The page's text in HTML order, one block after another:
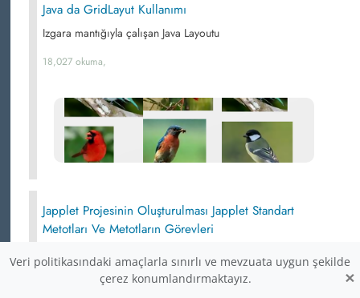
Java da GridLayut Kullanımı
Izgara mantığıyla çalışan Java Layoutu
18,027 okuma,
Japplet Projesinin Oluşturulması Japplet Standart
Metotları Ve Metotların Görevleri
17,799 okuma,
Veri politikasındaki amaçlarla sınırlı ve mevzuata uygun şekilde
çerez konumlandırmaktayız.
×